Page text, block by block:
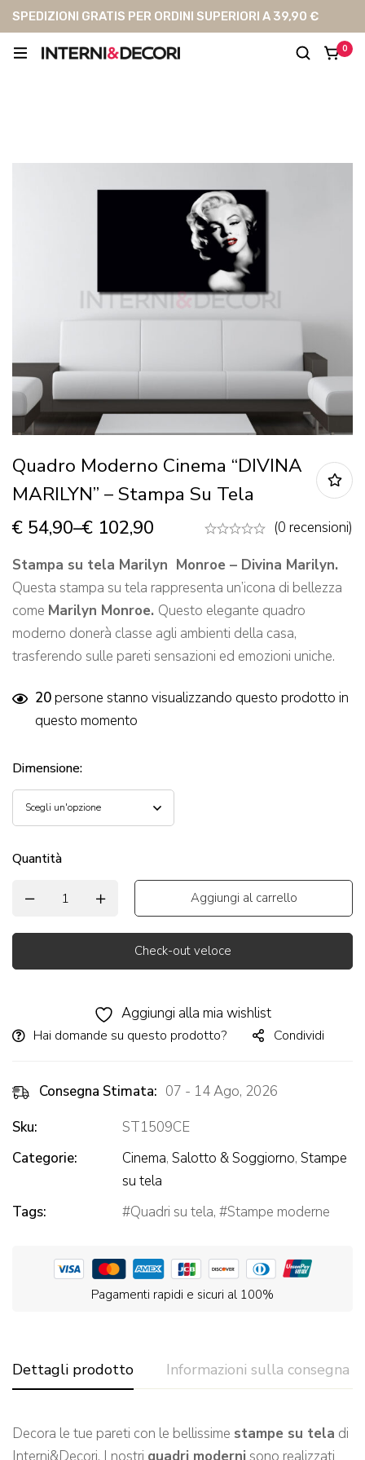
SPEDIZIONI GRATIS PER ORDINI SUPERIORI A 39,90 €
0
Quadro Moderno Cinema “DIVINA
MARILYN” – Stampa Su Tela
€ 54,90–€ 102,90
(0 recensioni)
Stampa su tela Marilyn Monroe – Divina Marilyn.
Questa stampa su tela rappresenta un’icona di bellezza
come Marilyn Monroe. Questo elegante quadro
moderno donerà classe agli ambienti della casa,
trasferendo sulle pareti sensazioni ed emozioni uniche.
20persone stanno visualizzando questo prodotto in
questo momento
Dimensione:
Quantità
Aggiungi al carrello
Check-out veloce
Aggiungi alla mia wishlist
Hai domande su questo prodotto? Condividi
Consegna Stimata: 07 - 14 Ago, 2026
Sku:
ST1509CE
Categorie:
Cinema, Salotto & Soggiorno, Stampe
su tela
Tags:
Quadri su tela, Stampe moderne
Pagamenti rapidi e sicuri al 100%
Dettagli prodotto Informazioni sulla consegna
Decora le tue pareti con le bellissime stampe su tela di